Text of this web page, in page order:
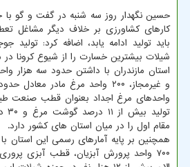
حسین نگهدار روز سه شنبه در گفت و گو با
کارهای کشاورزی بر خلاف دیگر مشاغل
باید تولید ادامه یابد، اضافه کرد: تولید
شیلات بیشترین خسارت را از شیوع کرونا در
استان مازندران با داشتن حدود سه هزار
واحدهای مرغ اجداد بعنوان قطب صنعت
مقام اول را در میان استان های کشور دارد.
همچنین بر پایه آمارهای رسمی این استان
۷۰۰ واحد پرورش آبزیان، قطب آبزی